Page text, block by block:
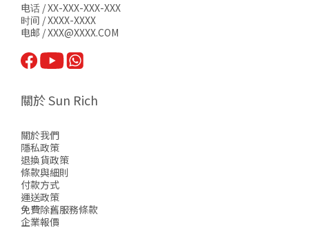
电话 / XX-XXX-XXX-XXX
时间 / XXXX-XXXX
电邮 / XXX@XXXX.COM
關於 Sun Rich
關於我們
隱私政策
退換貨政策
條款與細則
付款方式
運送政策
免費除舊服務條款
企業報價